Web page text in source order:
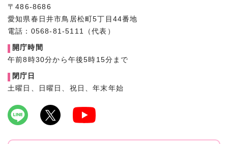
〒486-8686
愛知県春日井市鳥居松町5丁目44番地
電話：0568-81-5111（代表）
開庁時間
午前8時30分から午後5時15分まで
閉庁日
土曜日、日曜日、祝日、年末年始